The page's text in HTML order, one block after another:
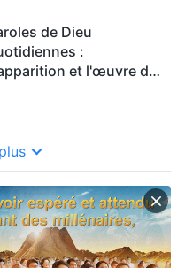
de Dieu
:
et l'œuvre de